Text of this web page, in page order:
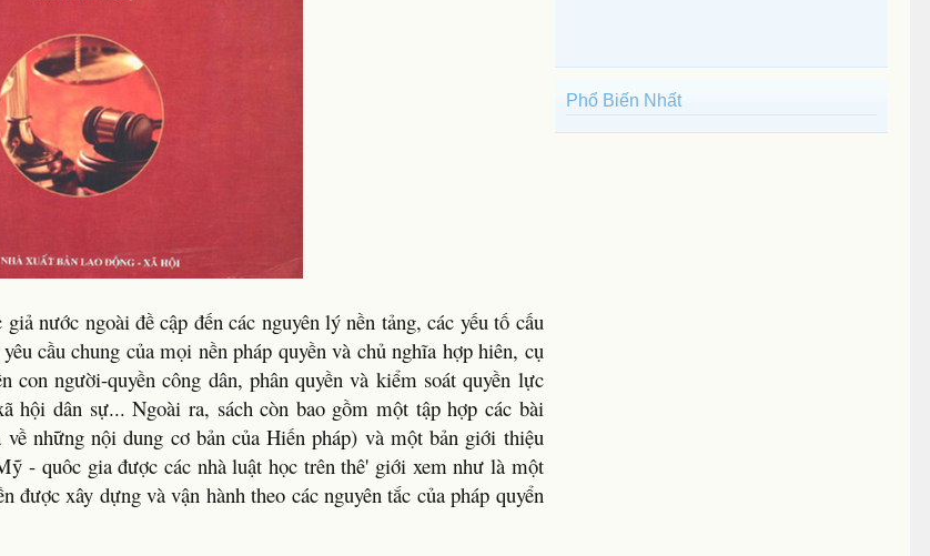
nước ngoài đề cập đến các nguyên lý nền tảng, các yếu tố cấu
cầu chung của mọi nền pháp quyền và chủ nghĩa hợp hiên, cụ
con người-quyền công dân, phân quyền và kiểm soát quyền lực
hội dân sự... Ngoài ra, sách còn bao gồm một tập hợp các bài
những nội dung cơ bản của Hiến pháp) và một bản giới thiệu
- quôc gia được các nhà luật học trên thê' giới xem như là một
xây dựng và vận hành theo các nguyên tắc của pháp quyển
Phổ Biến Nhất